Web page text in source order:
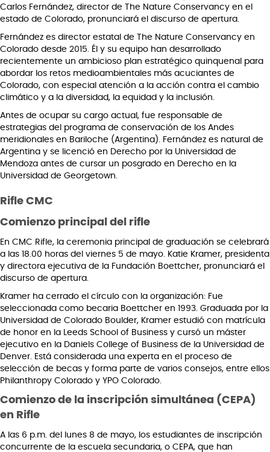
Carlos Fernández, director de The Nature Conservancy en el
estado de Colorado, pronunciará el discurso de apertura.
Fernández es director estatal de The Nature Conservancy en
Colorado desde 2015. Él y su equipo han desarrollado
recientemente un ambicioso plan estratégico quinquenal para
abordar los retos medioambientales más acuciantes de
Colorado, con especial atención a la acción contra el cambio
climático y a la diversidad, la equidad y la inclusión.
Antes de ocupar su cargo actual, fue responsable de
estrategias del programa de conservación de los Andes
meridionales en Bariloche (Argentina). Fernández es natural de
Argentina y se licenció en Derecho por la Universidad de
Mendoza antes de cursar un posgrado en Derecho en la
Universidad de Georgetown.
Rifle CMC
Comienzo principal del rifle
En CMC Rifle, la ceremonia principal de graduación se celebrará
a las 18.00 horas del viernes 5 de mayo. Katie Kramer, presidenta
y directora ejecutiva de la Fundación Boettcher, pronunciará el
discurso de apertura.
Kramer ha cerrado el círculo con la organización: Fue
seleccionada como becaria Boettcher en 1993. Graduada por la
Universidad de Colorado Boulder, Kramer estudió con matrícula
de honor en la Leeds School of Business y cursó un máster
ejecutivo en la Daniels College of Business de la Universidad de
Denver. Está considerada una experta en el proceso de
selección de becas y forma parte de varios consejos, entre ellos
Philanthropy Colorado y YPO Colorado.
Comienzo de la inscripción simultánea (CEPA)
en Rifle
A las 6 p.m. del lunes 8 de mayo, los estudiantes de inscripción
concurrente de la escuela secundaria, o CEPA, que han